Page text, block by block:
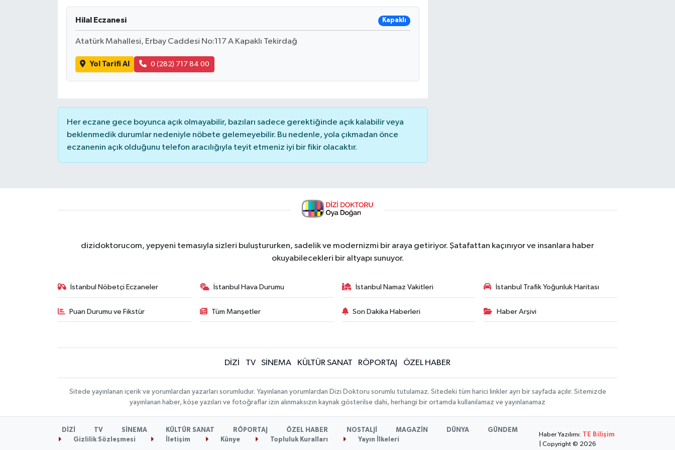
Hilal Eczanesi Kapaklı
Atatürk Mahallesi, Erbay Caddesi No:117 A Kapaklı Tekirdağ
Yol Tarifi Al 0 (282) 717 84 00
Her eczane gece boyunca açık olmayabilir, bazıları sadece gerektiğinde açık kalabilir veya
beklenmedik durumlar nedeniyle nöbete gelemeyebilir. Bu nedenle, yola çıkmadan önce
eczanenin açık olduğunu telefon aracılığıyla teyit etmeniz iyi bir fikir olacaktır.
dizidoktorucom, yepyeni temasıyla sizleri buluştururken, sadelik ve modernizmi bir araya getiriyor. Şatafattan kaçınıyor ve insanlara haber
okuyabilecekleri bir altyapı sunuyor.
İstanbul Nöbetçi Eczaneler İstanbul Hava Durumu İstanbul Namaz Vakitleri İstanbul Trafik Yoğunluk Haritası
Puan Durumu ve Fikstür Tüm Manşetler Son Dakika Haberleri Haber Arşivi
DİZİ TV SİNEMA KÜLTÜR SANAT RÖPORTAJ ÖZEL HABER
Sitede yayınlanan içerik ve yorumlardan yazarları sorumludur. Yayınlanan yorumlardan Dizi Doktoru sorumlu tutulamaz. Sitedeki tüm harici linkler ayrı bir sayfada açılır. Sitemizde
yayınlanan haber, köşe yazıları ve fotoğraflar izin alınmaksızın kaynak gösterilse dahi, herhangi bir ortamda kullanılamaz ve yayınlanamaz
DİZİ TV SİNEMA KÜLTÜR SANAT RÖPORTAJ ÖZEL HABER NOSTALJİ MAGAZİN DÜNYA
GÜNDEM
Gizlilik Sözleşmesi
İletişim Künye Topluluk Kuralları Yayın İlkeleri
Haber Yazılımı: TE Bilişim
| Copyright © 2026